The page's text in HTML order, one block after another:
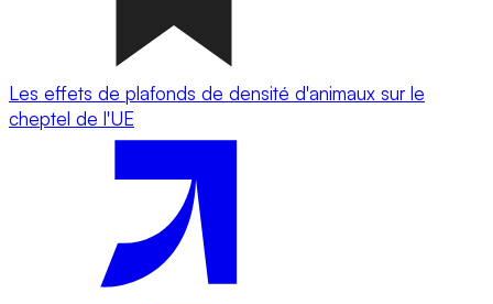
Les effets de plafonds de densité d'animaux sur le
cheptel de l'UE